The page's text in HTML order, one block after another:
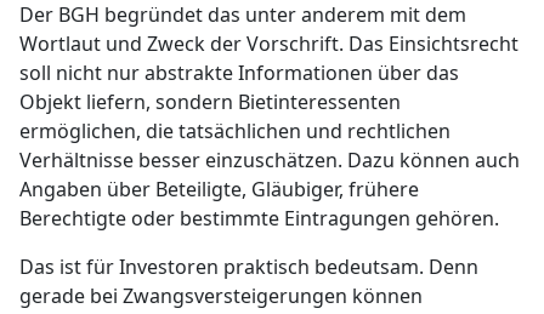
Der BGH begründet das unter anderem mit dem
Wortlaut und Zweck der Vorschrift. Das Einsichtsrecht
soll nicht nur abstrakte Informationen über das
Objekt liefern, sondern Bietinteressenten
ermöglichen, die tatsächlichen und rechtlichen
Verhältnisse besser einzuschätzen. Dazu können auch
Angaben über Beteiligte, Gläubiger, frühere
Berechtigte oder bestimmte Eintragungen gehören.
Das ist für Investoren praktisch bedeutsam. Denn
gerade bei Zwangsversteigerungen können